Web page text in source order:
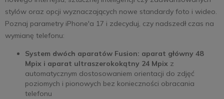
stylów oraz opcji wyznaczających nowe standardy foto i wideo.
Poznaj parametry iPhone'a 17 i zdecyduj, czy nadszedł czas na
wymianę telefonu:
System dwóch aparatów Fusion: aparat główny 48
Mpix i aparat ultraszerokokątny 24 Mpixz
automatycznym dostosowaniem orientacji do zdjęć
poziomych i pionowych bez konieczności obracania
telefonu